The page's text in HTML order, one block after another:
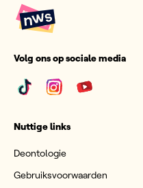
Volg ons op sociale media
Nuttige links
Deontologie
Gebruiksvoorwaarden